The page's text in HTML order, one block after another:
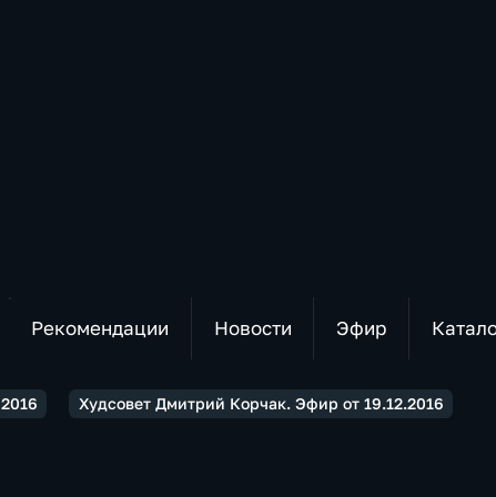
Рекомендации Новости Эфир
2016 Худсовет Дмитрий Корчак. Эфир от 19.12.2016